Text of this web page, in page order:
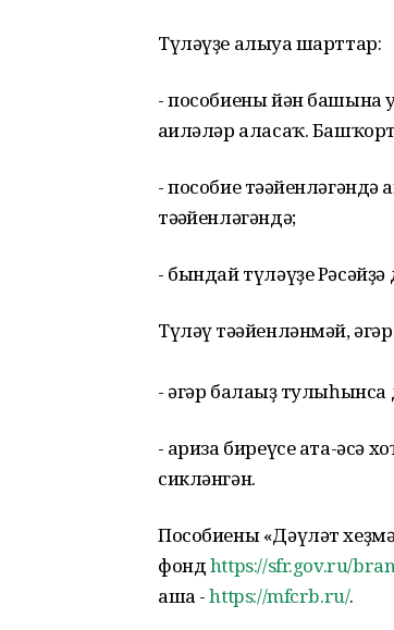
Түләүҙе алыуға шарттар:
- пособиены йән башына
ғаиләләр аласаҡ.
- пособие
тәғәйенләгәндә;
- бындай түләүҙе
Түләү тәғәйенләнмәй,
- әгәр балағыҙ
- ғариза биреүсе ата-әсә
сикләнгән.
Пособиены «Дәүләт
фондhttps://sfr.gov.ru/
аша -https://mfcrb.ru/.